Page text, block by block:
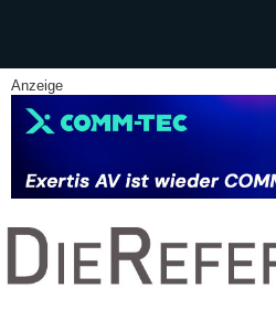
Anzeige